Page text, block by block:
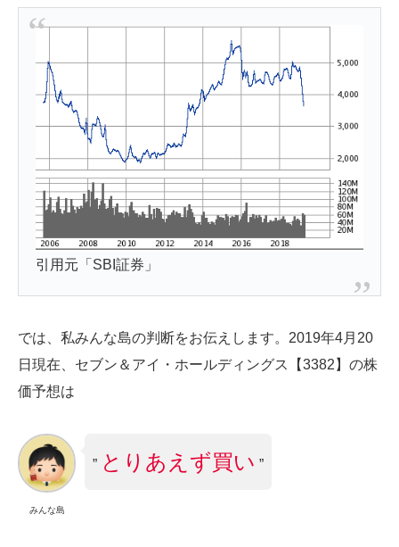
引用元「SBI証券」
では、私みんな島の判断をお伝えします。2019年4月20
日現在、セブン＆アイ・ホールディングス【3382】の株
価予想は
みんな島
” とりあえず買い ”